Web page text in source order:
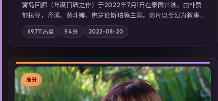
雾岛回廊（年度口碑之作）于2022年7月1日在泰国首映，由朴赞
郁执导，齐溪、裴斗娜、佛罗伦斯·珀等主演。影片以奇幻为叙事
主轴，边境小镇的平静被一封匿名信彻底打破；摄影与配乐强化
地域气质；站内亦可通过「国产免费观看高清电视剧在线看」延
展检索同类型高分佳作，畅享高清在线追剧体验。
69,711 热度 9.4分 2022-08-20
高分